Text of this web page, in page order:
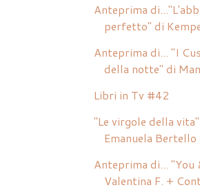
Anteprima
perfetto" di
Anteprima di... "I
della notte" di
Libri in Tv #42
"Le virgole della
Emanuela Bertello
Anteprima di... "You
Valentina F. +